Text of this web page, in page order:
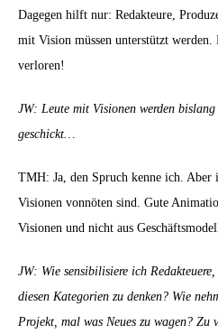
Dagegen hilft nur: Redakteure,
mit Vision müssen unterstützt
verloren!
JW: Leute mit Visionen werden
geschickt…
TMH: Ja, den Spruch kenne ich. Aber
Visionen vonnöten sind. Gute
Visionen und nicht aus
JW: Wie sensibilisiere ich
diesen Kategorien zu denken? Wie
Projekt, mal was Neues zu wagen? Zu